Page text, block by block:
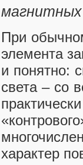
магнитных
При
элемента
и понятно:
света – со
характер